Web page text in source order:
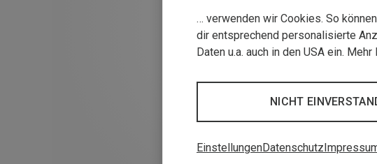
… verwenden wir Cookies. So
dir entsprechend personalisierte
Daten u.a. auch in den USA ein.
NICHT
EinstellungenDatenschutz